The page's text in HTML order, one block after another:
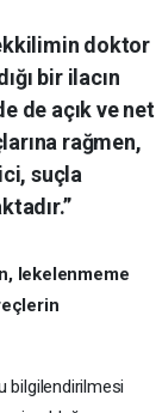
doktor
bir ilacın
de açık ve net
rağmen,
suçla
lekelenmeme
bilgilendirilmesi